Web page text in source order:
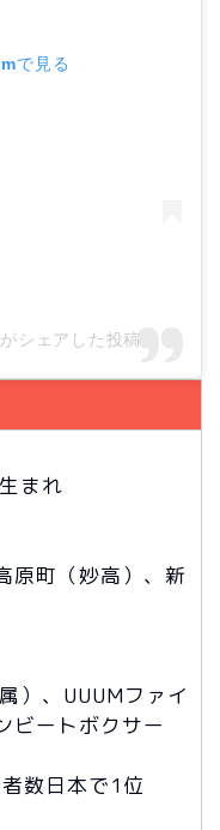
で見る
シェアした投稿
まれ
原町（妙高）、新
）、UUUMファイ
ビートボクサー
数日本で1位